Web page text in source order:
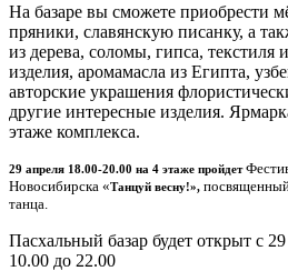
На базаре вы сможете приобрести
пряники, славянскую писанку, а
из дерева, соломы, гипса,
изделия, аромамасла из Египта,
авторские украшения
другие интересные изделия.
этаже комплекса.
29 апреля 18.00-20.00 на 4 этаже пройдет
Новосибирска «Танцуй весну!»,
танца.
Пасхальный базар будет открыт с
10.00 до 22.00